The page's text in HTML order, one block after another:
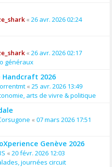
« 26 avr. 2026 02:24
« 26 avr. 2026 02:17
généraux
Handcraft 2026
« 25 avr. 2026 13:49
arts de vivre & politique
« 07 mars 2026 17:51
Genève 2026
« 20 févr. 2026 12:03
journées circuit